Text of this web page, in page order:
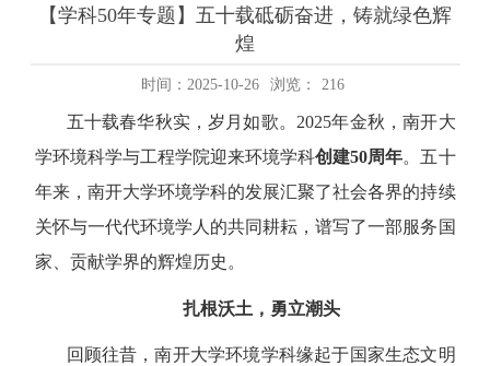
【学科50年专题】五十载砥砺奋进，铸就绿色辉
煌
时间：2025-10-26 浏览： 216
五十载春华秋实，岁月如歌。 2025年金秋，南开大
学环境科学与工程学院迎来环境学科创建50周年。五十
年来，南开大学环境学科的发展汇聚了社会各界的持续
关怀与一代代环境学人的共同耕耘，谱写了一部服务国
家、贡献学界的辉煌历史。
扎根沃土，勇立潮头
回顾往昔，南开大学环境学科缘起于国家生态文明